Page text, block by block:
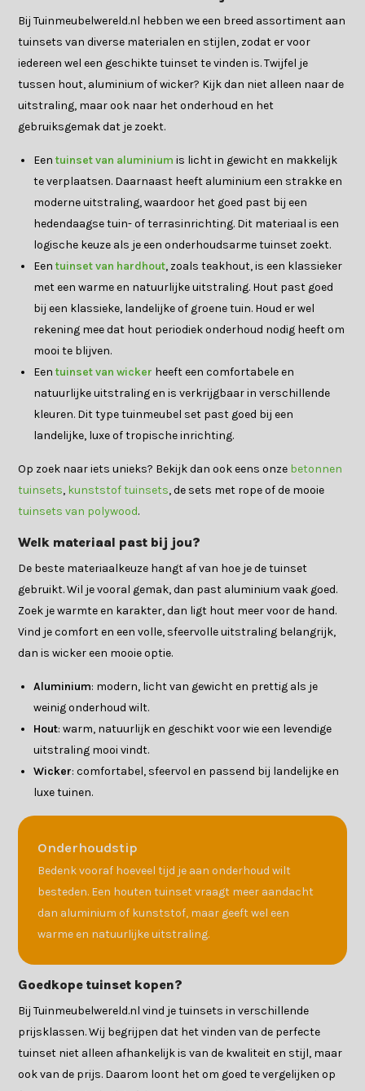
Bij Tuinmeubelwereld.nl hebben we een breed assortiment aan
tuinsets van diverse materialen en stijlen, zodat er voor
iedereen wel een geschikte tuinset te vinden is. Twijfel je
tussen hout, aluminium of wicker? Kijk dan niet alleen naar de
uitstraling, maar ook naar het onderhoud en het
gebruiksgemak dat je zoekt.
Eentuinset van aluminium is licht in gewicht en makkelijk
te verplaatsen. Daarnaast heeft aluminium een strakke en
moderne uitstraling, waardoor het goed past bij een
hedendaagse tuin- of terrasinrichting. Dit materiaal is een
logische keuze als je een onderhoudsarme tuinset zoekt.
Eentuinset van hardhout, zoals teakhout, is een klassieker
met een warme en natuurlijke uitstraling. Hout past goed
bij een klassieke, landelijke of groene tuin. Houd er wel
rekening mee dat hout periodiek onderhoud nodig heeft om
mooi te blijven.
Eentuinset van wicker heeft een comfortabele en
natuurlijke uitstraling en is verkrijgbaar in verschillende
kleuren. Dit type tuinmeubel set past goed bij een
landelijke, luxe of tropische inrichting.
Op zoek naar iets unieks? Bekijk dan ook eens onze betonnen
tuinsets, kunststof tuinsets, de sets met rope of de mooie
tuinsets van polywood.
Welk materiaal past bij jou?
De beste materiaalkeuze hangt af van hoe je de tuinset
gebruikt. Wil je vooral gemak, dan past aluminium vaak goed.
Zoek je warmte en karakter, dan ligt hout meer voor de hand.
Vind je comfort en een volle, sfeervolle uitstraling belangrijk,
dan is wicker een mooie optie.
Aluminium: modern, licht van gewicht en prettig als je
weinig onderhoud wilt.
Hout: warm, natuurlijk en geschikt voor wie een levendige
uitstraling mooi vindt.
Wicker: comfortabel, sfeervol en passend bij landelijke en
luxe tuinen.
Onderhoudstip
Bedenk vooraf hoeveel tijd je aan onderhoud wilt
besteden. Een houten tuinset vraagt meer aandacht
dan aluminium of kunststof, maar geeft wel een
warme en natuurlijke uitstraling.
Goedkope tuinset kopen?
Bij Tuinmeubelwereld.nl vind je tuinsets in verschillende
prijsklassen. Wij begrijpen dat het vinden van de perfecte
tuinset niet alleen afhankelijk is van de kwaliteit en stijl, maar
ook van de prijs. Daarom loont het om goed te vergelijken op